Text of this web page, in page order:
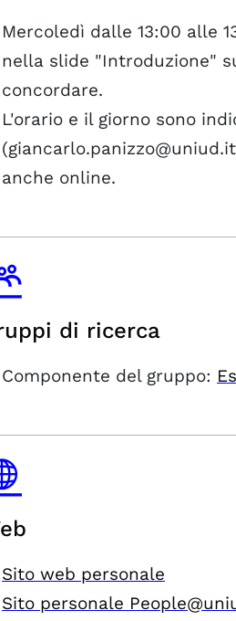
Mercoledì dalle 13:00 alle
nella slide "Introduzione"
concordare.
L'orario e il giorno sono
anche online.
di ricerca
Componente del gruppo:
Sito web personale
Sito personale